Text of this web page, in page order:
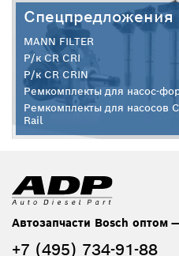
Спецпредложения
MANN FILTER
Р/к CR CRI
Р/к CR CRIN
Ремкомплекты для насос-
Ремкомплекты для насосов
Rail
Автозапчасти Bosch оптом
+7 (495) 734-91-88